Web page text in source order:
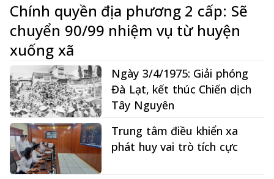
Chính quyền địa phương 2 cấp: Sẽ
chuyển 90/99 nhiệm vụ từ huyện
xuống xã
Ngày 3/4/1975: Giải phóng
Đà Lạt, kết thúc Chiến dịch
Tây Nguyên
Trung tâm điều khiển xa
phát huy vai trò tích cực